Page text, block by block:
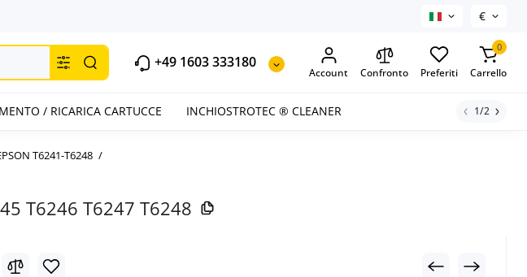
€
+49 1603 333180
Account Confronto Preferiti
0
Carrello
/ RICARICA CARTUCCE INCHIOSTROTEC ® CLEANER 1/2
T6241-T6248
T6246 T6247 T6248